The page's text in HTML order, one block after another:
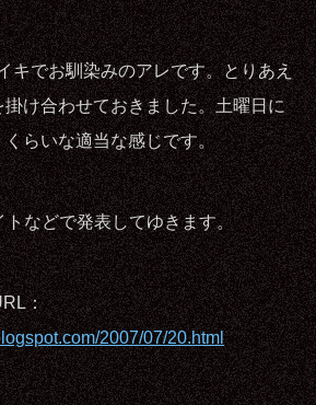
キでお馴染みのアレです。とりあえ
け合わせておきました。土曜日に
らいな適当な感じです。
などで発表してゆきます。
：
2007/07/20.html